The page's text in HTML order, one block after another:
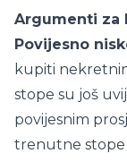
Argumenti za
Povijesno
kupiti
stope su još
povijesnim
trenutne stope